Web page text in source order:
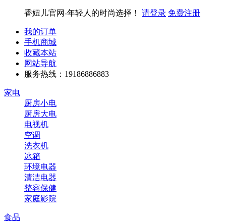
香妞儿官网-年轻人的时尚选择！ 请登录 免费注册
我的订单
手机商城
收藏本站
网站导航
服务热线：19186886883
家电
厨房小电
厨房大电
电视机
空调
洗衣机
冰箱
环境电器
清洁电器
整容保健
家庭影院
食品